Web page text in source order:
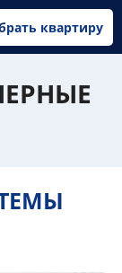
квартиру
326-67-67